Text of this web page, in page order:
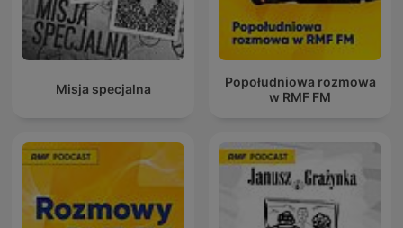
Misja specjalna
Popołudniowa rozmowa
w RMF FM